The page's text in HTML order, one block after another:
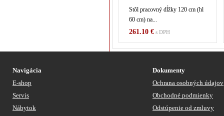
Stôl pracovný dĺžky 120 cm (hl
60 cm) na...
261.10 €s DPH
Navigácia
E-shop
Servis
Nábytok
Dokumenty
Ochrana osobných údajov
Obchodné podmienky
Odstúpenie od zmluvy